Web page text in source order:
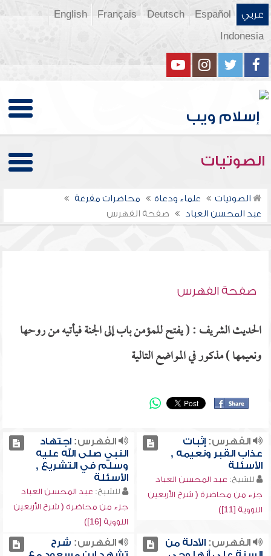
عربي Español
Deutsch
Français
English
Indonesia
الصوتيات
الصوتيات علماء ودعاة
محاضرات مفرغة
عبد المحسن العباد
صفحة الفهرس
صفحة الفهرس
الحديث الشريف : ( يفتح للمؤمن باب إلى الجنة فيأتيه من روحها
ونعيمها ) مذكور في المواضع التالية
الفهرس:إثبات
عذاب القبر ونعيمه ,
الأسئلة
للشيخ: عبد المحسن العباد
جزء من محاضرة ( شرح الأربعين
النووية [11])
الفهرس:اجتهاد
النبي صلى الله عليه
وسلم في التشريع ,
الأسئلة
للشيخ: عبد المحسن العباد
جزء من محاضرة ( شرح الأربعين
النووية [16])
الفهرس:الأدلة من
الفهرس: شرح